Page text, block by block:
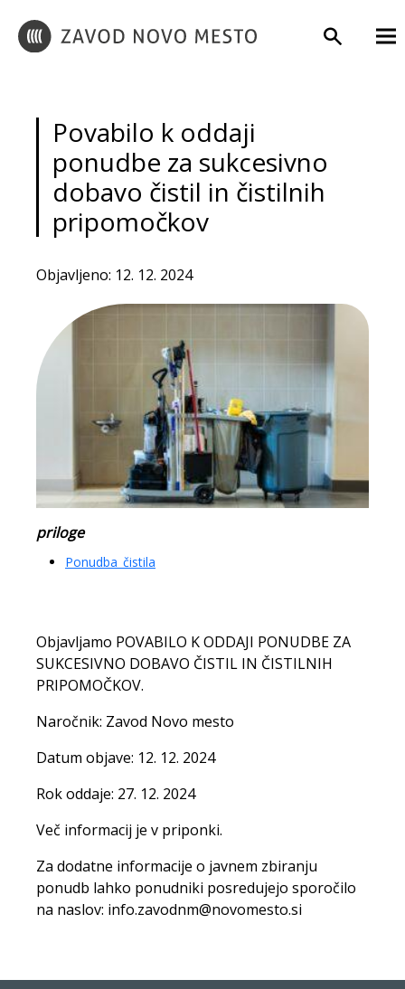
Povabilo k oddaji
ponudbe za sukcesivno
dobavo čistil in čistilnih
pripomočkov
Objavljeno: 12. 12. 2024
priloge
Ponudba_čistila
Objavljamo POVABILO K ODDAJI PONUDBE ZA
SUKCESIVNO DOBAVO ČISTIL IN ČISTILNIH
PRIPOMOČKOV.
Naročnik: Zavod Novo mesto
Datum objave: 12. 12. 2024
Rok oddaje: 27. 12. 2024
Več informacij je v priponki.
Za dodatne informacije o javnem zbiranju
ponudb lahko ponudniki posredujejo sporočilo
na naslov: info.zavodnm@novomesto.si